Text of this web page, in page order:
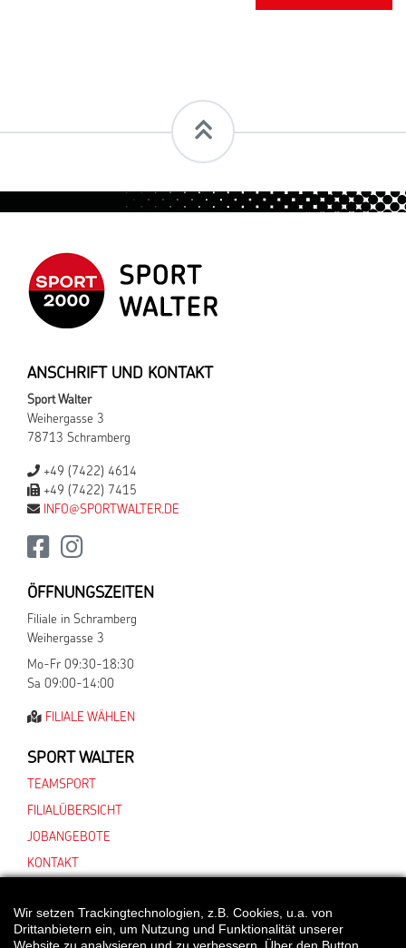
ANSCHRIFT UND KONTAKT
Sport Walter
Weihergasse 3
78713 Schramberg
+49 (7422) 4614
+49 (7422) 7415
INFO@SPORTWALTER.DE
ÖFFNUNGSZEITEN
Filiale in Schramberg
Weihergasse 3
Mo-Fr 09:30-18:30
Sa 09:00-14:00
FILIALE WÄHLEN
SPORT WALTER
TEAMSPORT
FILIALÜBERSICHT
JOBANGEBOTE
KONTAKT
*Alle Preisangaben gelten inklusive gesetzlichen MwSt. und bei Selbstabholung.
Wir setzen Trackingtechnologien, z.B. Cookies, u.a. von
Drittanbietern ein, um Nutzung und Funktionalität unserer